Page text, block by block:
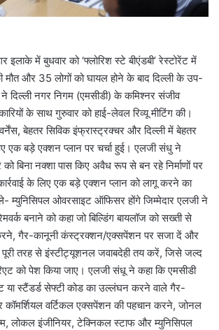
इलाके में बुधवार को ‘फ्लोरिश स्टे बीएंडबी’ रेस्टोरेंट में
मौत और 35 लोगों को घायल होने के बाद दिल्ली के उप-
दिल्ली नगर निगम (एमसीडी) के कमिश्नर संजीव
के साथ गुरुवार को हाई-लेवल रिव्यू मीटिंग की।
बेहतर सिविक इंफ्रास्ट्रक्चर और दिल्ली में बेहतर
एक बड़े एक्शन प्लान पर चर्चा हुई। एलजी संधु ने
बिना नक्शा पास किए अवैध रूप से बन रहे निर्माणों पर
के लिए एक बड़े एक्शन प्लान को लागू करने का
म्युनिसिपल ओवरसाइट ऑफिसर होंगे जिम्मेदार एलजी ने
बनाने को कहा जो बिल्डिंग बायलॉज को सख्ती से
गैर-कानूनी कंस्ट्रक्शन/एक्सपेंशन पर सजा दें और
पूरी तरह से इंस्टीट्यूशनल जवाबदेही तय करें, जिसे जल्द
को पेश किया जाए। एलजी संधू ने कहा कि एमसीडी
या स्टैंडर्ड सेफ्टी कोड का उल्लंघन करने वाले गैर-
वर्टिकल एक्सपेंशन की पहचान करने, जोनल
लोकल इंजीनियर, टेक्निकल स्टाफ और म्युनिसिपल